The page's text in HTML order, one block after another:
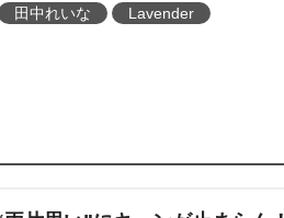
田中れいな Lavender